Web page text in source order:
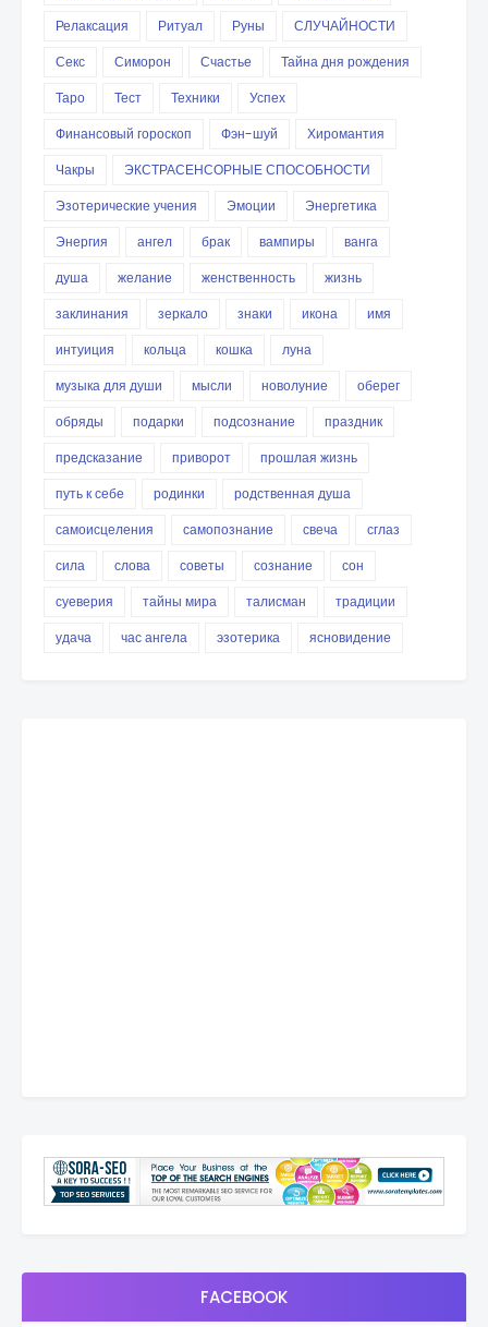
Релаксация
Ритуал Руны
СЛУЧАЙНОСТИ
Секс
Симорон Счастье
Тайна дня рождения
Таро
Тест Техники
Успех
Финансовый гороскоп
Фэн-шуй
Хиромантия
Чакры
ЭКСТРАСЕНСОРНЫЕ СПОСОБНОСТИ
Эзотерические учения
Эмоции
Энергетика
Энергия
ангел брак вампиры
ванга
душа
желание женственность
жизнь
заклинания
зеркало знаки икона
имя
интуиция
кольца кошка
луна
музыка для души
мысли новолуние
оберег
обряды
подарки подсознание
праздник
предсказание
приворот
прошлая жизнь
путь к себе
родинки
родственная душа
самоисцеления
самопознание свеча
сглаз
сила
слова советы сознание
сон
суеверия
тайны мира талисман
традиции
удача
час ангела эзотерика ясновидение
FACEBOOK